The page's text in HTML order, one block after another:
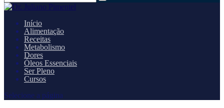
Início
Alimentação
Receitas
Metabolismo
Dores
Óleos Essenciais
Ser Pleno
Cursos
Selecione a página